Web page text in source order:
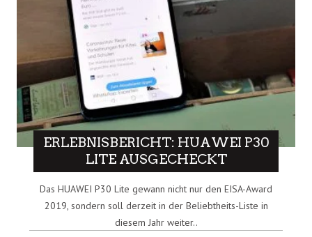
ERLEBNISBERICHT: HUAWEI P30
LITE AUSGECHECKT
Das HUAWEI P30 Lite gewann nicht nur den EISA-Award
2019, sondern soll derzeit in der Beliebtheits-Liste in
diesem Jahr weiter..